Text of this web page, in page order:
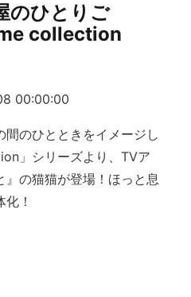
のひとりご
collection
00:00:00
間のひとときをイメージし
」シリーズより、TVア
』の猫猫が登場！ほっと息
！